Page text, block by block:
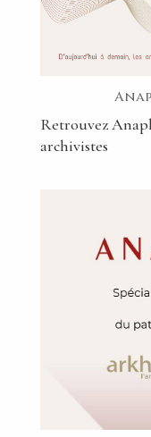
Retrouvez
archivistes